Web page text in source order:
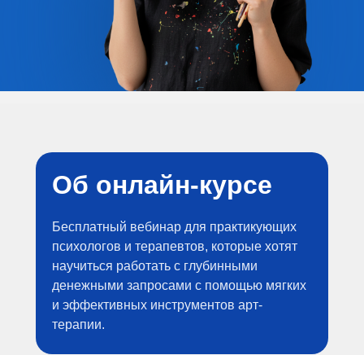
Об онлайн-курсе
Бесплатный вебинар для практикующих
психологов и терапевтов, которые хотят
научиться работать с глубинными
денежными запросами с помощью мягких
и эффективных инструментов арт-
терапии.